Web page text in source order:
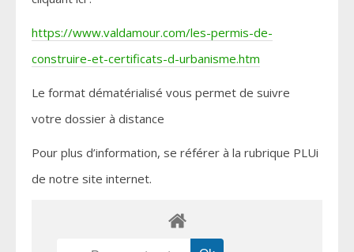
https://www.valdamour.com/les-permis-de-
construire-et-certificats-d-urbanisme.htm
Le format dématérialisé vous permet de suivre
votre dossier à distance
Pour plus d’information, se référer à la rubrique PLUi
de notre site internet.